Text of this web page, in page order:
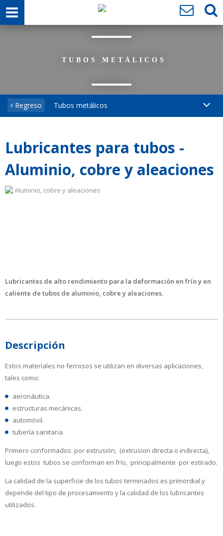
TUBOS METÁLICOS
Regreso Tubos metálicos
Lubricantes para tubos -
Aluminio, cobre y aleaciones
Lubricantes de alto rendimiento para la deformación en frío y en
caliente de tubos de aluminio, cobre y aleaciones.
Descripción
Estos materiales no ferrosos se utilizan en diversas aplicaciones,
tales como:
aeronáutica.
estructuras mecánicas.
automóvil.
tubería sanitaria.
Primero conformados por extrusión, (extrusion directa o indirecta),
luego estos tubos se conforman en frío, principalmente por estirado.
La calidad de la superficie de los tubos terminados es primordial y
depende del tipo de procesamiento y la calidad de los lubricantes
utilizados.